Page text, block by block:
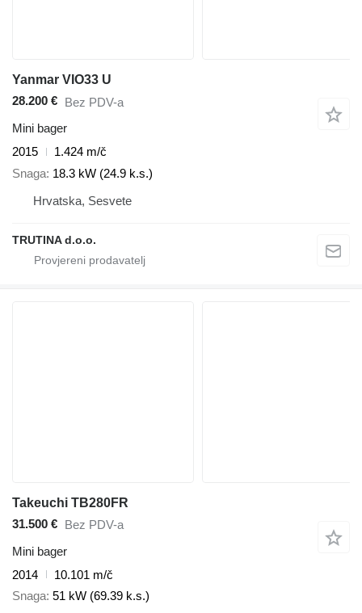
Yanmar VIO33 U
28.200 € Bez PDV-a
Mini bager
2015
1.424 m/č
Snaga 18.3 kW (24.9 k.s.)
Hrvatska, Sesvete
TRUTINA d.o.o.
Takeuchi TB280FR
31.500 € Bez PDV-a
Mini bager
2014
10.101 m/č
Snaga 51 kW (69.39 k.s.)